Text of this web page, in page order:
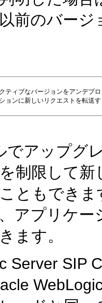
前のバー
ティブなバージョンをアンデプ
ョンに新しいリクエストを転送
でアップグ
制限して
ともでき
アプリケ
ます。
Server SIP